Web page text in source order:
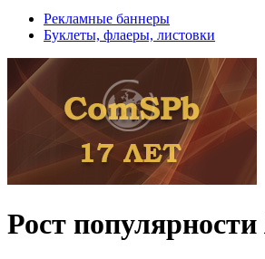
Рекламные баннеры
Буклеты, флаеры, листовки
Рост